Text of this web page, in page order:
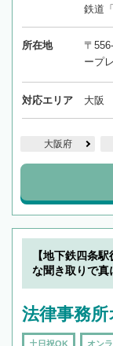
鉄道
所在地
〒
ープ
対応エリア 大阪
大阪府
【地下鉄四条
な聞き取りで真
法律事務
土日祝OK オン